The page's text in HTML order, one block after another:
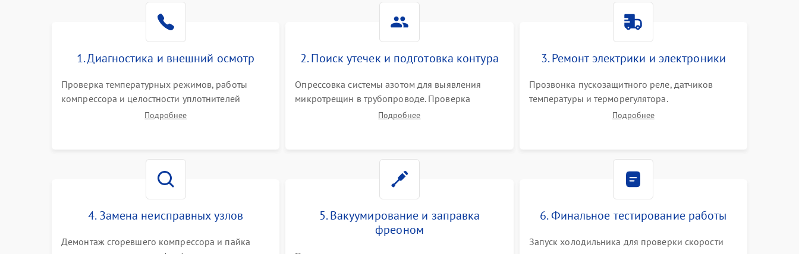
1. Диагностика и внешний осмотр
Проверка температурных режимов, работы
компрессора и целостности уплотнителей
дверей. Измерение сопротивления обмоток
Подробнее
2. Поиск утечек и подготовка контура
Опрессовка системы азотом для выявления
микротрещин в трубопроводе. Проверка
испарителя и конденсатора течеискателем.
Подробнее
3. Ремонт электрики и электроники
Прозвонка пускозащитного реле, датчиков
температуры и терморегулятора.
Восстановление цепей питания системы No
Подробнее
4. Замена неисправных узлов
Демонтаж сгоревшего компрессора и пайка
5. Вакуумирование и заправка
фреоном
6. Финальное тестирование работы
Запуск холодильника для проверки скорости